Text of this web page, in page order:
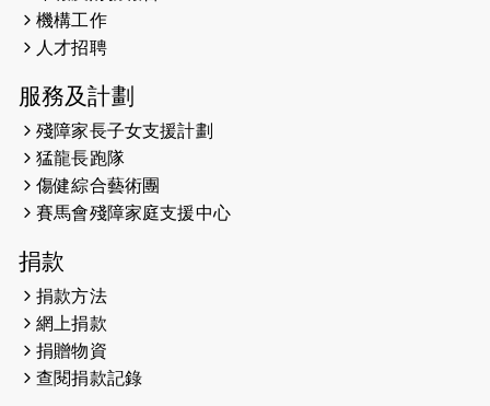
2026-05-21
2026-05-14
（19:00開始）
2026-05-07
開始）
2026-04-30
2026-04-25
2026-04-24
機構工作
人才招聘
服務及計劃
殘障家長子女支援計劃
猛龍長跑隊
傷健綜合藝術團
賽馬會殘障家庭支援中心
捐款
捐款方法
網上捐款
捐贈物資
查閱捐款記錄